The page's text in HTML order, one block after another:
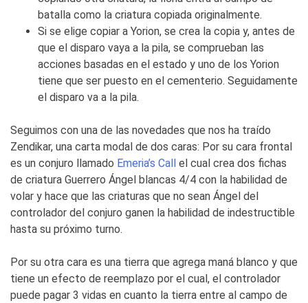
batalla como la criatura copiada originalmente.
Si se elige copiar a Yorion, se crea la copia y, antes de
que el disparo vaya a la pila, se comprueban las
acciones basadas en el estado y uno de los Yorion
tiene que ser puesto en el cementerio. Seguidamente
el disparo va a la pila.
Seguimos con una de las novedades que nos ha traído
Zendikar, una carta modal de dos caras: Por su cara frontal
es un conjuro llamado Emeria’s Call
el cual crea dos fichas
de criatura Guerrero Ángel blancas 4/4 con la habilidad de
volar y hace que las criaturas que no sean Ángel del
controlador del conjuro ganen la habilidad de indestructible
hasta su próximo turno.
Por su otra cara es una tierra que agrega maná blanco y que
tiene un efecto de reemplazo por el cual, el controlador
puede pagar 3 vidas en cuanto la tierra entre al campo de